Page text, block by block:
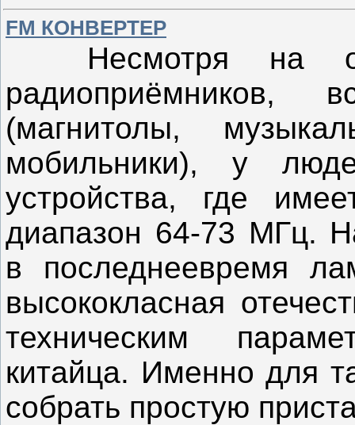
FM КОНВЕРТЕР
Несмотря на
радиоприёмников,
(магнитолы,
мобильники), у
устройства, где
диапазон 64-73 МГц.
в последнеевремя
высококласная
техническим
китайца. Именно для
собрать простую